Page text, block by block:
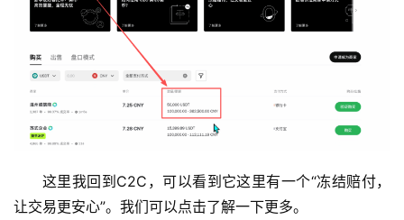
这里我回到C2C，可以看到它这里有一个“冻结赔付，
让交易更安心”。我们可以点击了解一下更多。